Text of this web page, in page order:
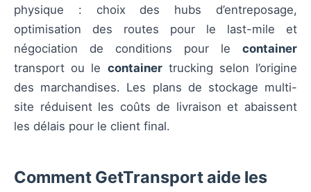
physique : choix des hubs d’entreposage,
optimisation des routes pour le last-mile et
négociation de conditions pour le container
transport ou le containertrucking selon l’origine
des marchandises. Les plans de stockage multi-
site réduisent les coûts de livraison et abaissent
les délais pour le client final.
Comment GetTransport aide les